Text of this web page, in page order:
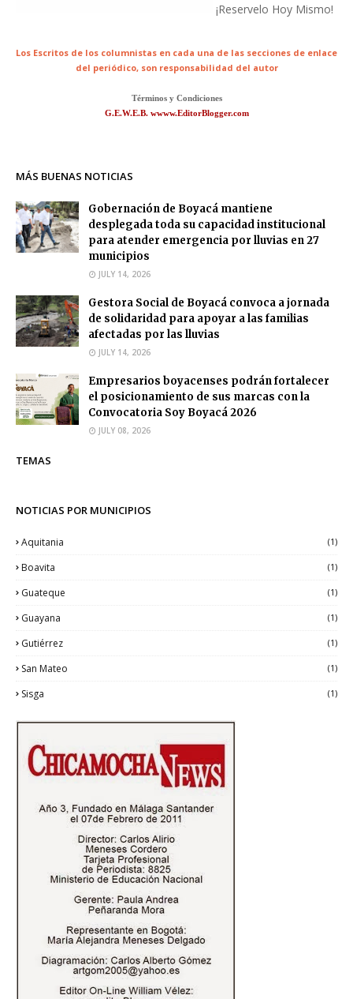
¡Reservelo Hoy Mismo!
Los Escritos de los columnistas en cada una de las secciones de enlace
del periódico, son responsabilidad del autor
Términos y Condiciones
G.E.W.E.B. wwww.EditorBlogger.com
MÁS BUENAS NOTICIAS
Gobernación de Boyacá mantiene
desplegada toda su capacidad institucional
para atender emergencia por lluvias en 27
municipios
JULY 14, 2026
Gestora Social de Boyacá convoca a jornada
de solidaridad para apoyar a las familias
afectadas por las lluvias
JULY 14, 2026
Empresarios boyacenses podrán fortalecer
el posicionamiento de sus marcas con la
Convocatoria Soy Boyacá 2026
JULY 08, 2026
TEMAS
NOTICIAS POR MUNICIPIOS
Aquitania (1)
Boavita (1)
Guateque (1)
Guayana (1)
Gutiérrez (1)
San Mateo (1)
Sisga (1)